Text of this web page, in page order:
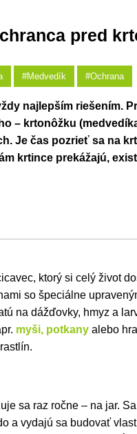
pred
#Medvedík #Ochrana
najlepším riešením.
– krtonôžku
Je čas pozrieť sa na
krtince prekážajú,
ktorý si celý život
so špeciálne
na dážďovky, hmyz a
myši, potkany alebo
sa raz ročne – na jar.
a vydajú sa budovať